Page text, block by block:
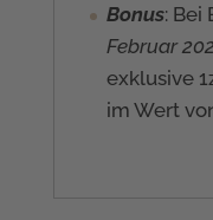
Bonus: Bei
Februar
exklusive
im Wert